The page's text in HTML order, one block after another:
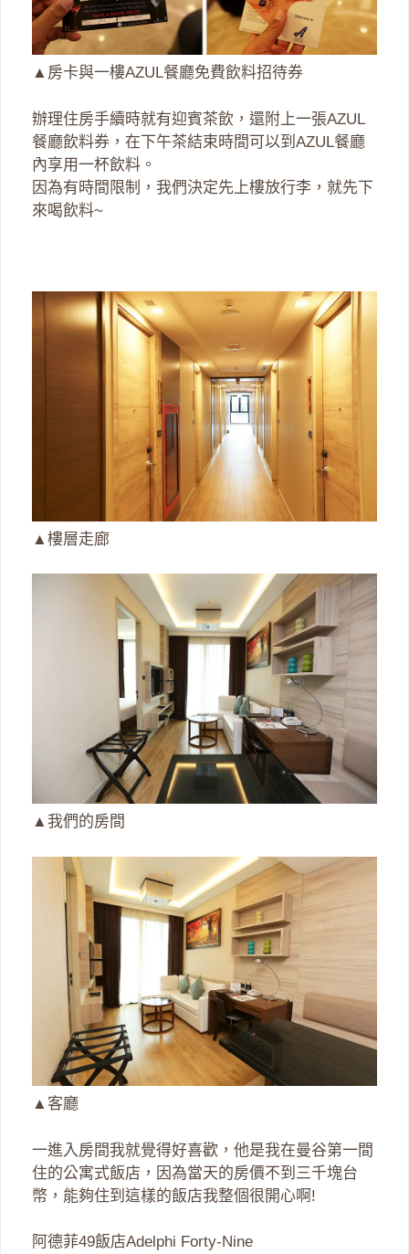
▲房卡與一樓AZUL餐廳免費飲料招待券
辦理住房手續時就有迎賓茶飲，還附上一張AZUL
餐廳飲料券，在下午茶結束時間可以到AZUL餐廳
內享用一杯飲料。
因為有時間限制，我們決定先上樓放行李，就先下
來喝飲料~
▲樓層走廊
▲我們的房間
▲客廳
一進入房間我就覺得好喜歡，他是我在曼谷第一間
住的公寓式飯店，因為當天的房價不到三千塊台
幣，能夠住到這樣的飯店我整個很開心啊!
阿德菲49飯店Adelphi Forty-Nine